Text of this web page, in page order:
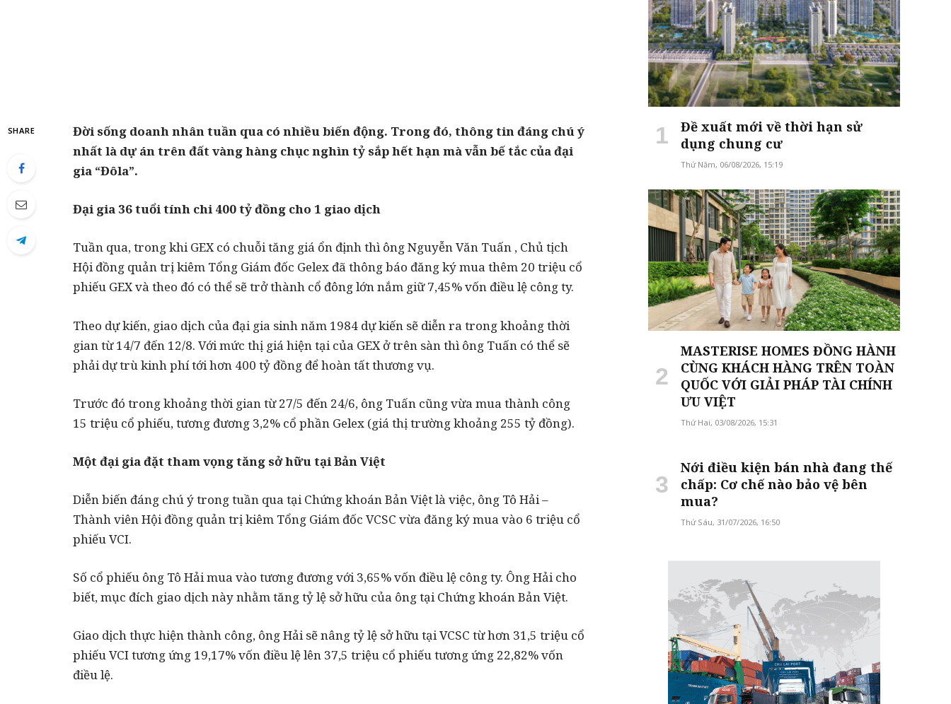
SHARE
Đời sống doanh nhân tuần qua có nhiều biến động. Trong đó, thông tin đáng chú ý
nhất là dự án trên đất vàng hàng chục nghìn tỷ sắp hết hạn mà vẫn bế tắc của đại
gia “Đôla”.
Đại gia 36 tuổi tính chi 400 tỷ đồng cho 1 giao dịch
Tuần qua, trong khi GEX có chuỗi tăng giá ổn định thì ông Nguyễn Văn Tuấn , Chủ tịch
Hội đồng quản trị kiêm Tổng Giám đốc Gelex đã thông báo đăng ký mua thêm 20 triệu cổ
phiếu GEX và theo đó có thể sẽ trở thành cổ đông lớn nắm giữ 7,45% vốn điều lệ công ty.
Theo dự kiến, giao dịch của đại gia sinh năm 1984 dự kiến sẽ diễn ra trong khoảng thời
gian từ 14/7 đến 12/8. Với mức thị giá hiện tại của GEX ở trên sàn thì ông Tuấn có thể sẽ
phải dự trù kinh phí tới hơn 400 tỷ đồng để hoàn tất thương vụ.
Trước đó trong khoảng thời gian từ 27/5 đến 24/6, ông Tuấn cũng vừa mua thành công
15 triệu cổ phiếu, tương đương 3,2% cổ phần Gelex (giá thị trường khoảng 255 tỷ đồng).
Một đại gia đặt tham vọng tăng sở hữu tại Bản Việt
Diễn biến đáng chú ý trong tuần qua tại Chứng khoán Bản Việt là việc, ông Tô Hải –
Thành viên Hội đồng quản trị kiêm Tổng Giám đốc VCSC vừa đăng ký mua vào 6 triệu cổ
phiếu VCI.
Số cổ phiếu ông Tô Hải mua vào tương đương với 3,65% vốn điều lệ công ty. Ông Hải cho
biết, mục đích giao dịch này nhằm tăng tỷ lệ sở hữu của ông tại Chứng khoán Bản Việt.
Giao dịch thực hiện thành công, ông Hải sẽ nâng tỷ lệ sở hữu tại VCSC từ hơn 31,5 triệu cổ
phiếu VCI tương ứng 19,17% vốn điều lệ lên 37,5 triệu cổ phiếu tương ứng 22,82% vốn
điều lệ.
Đề xuất mới về thời hạn sử
dụng chung cư
Thứ Năm, 06/08/2026, 15:19
MASTERISE HOMES ĐỒNG HÀNH
CÙNG KHÁCH HÀNG TRÊN TOÀN
QUỐC VỚI GIẢI PHÁP TÀI CHÍNH
ƯU VIỆT
Thứ Hai, 03/08/2026, 15:31
Nới điều kiện bán nhà đang thế
chấp: Cơ chế nào bảo vệ bên
mua?
Thứ Sáu, 31/07/2026, 16:50